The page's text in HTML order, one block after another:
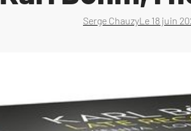
Serge ChauzyLe 18 juin